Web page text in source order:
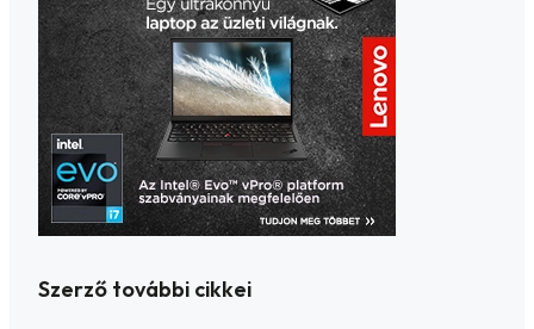
Szerző további cikkei